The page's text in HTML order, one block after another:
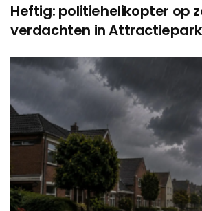
Heftig: politiehelikopter op
verdachten in